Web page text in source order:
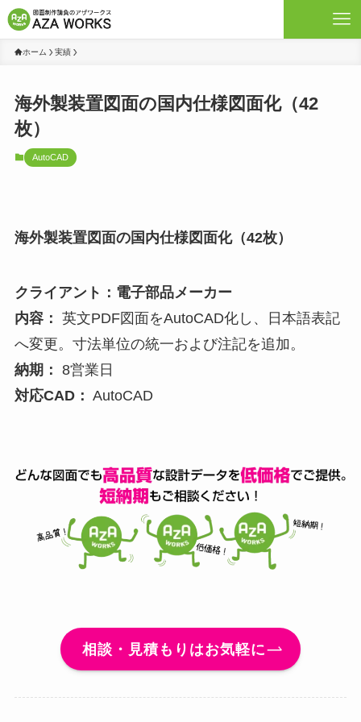
ホーム 実績
海外製装置図面の国内仕様図面化（42
枚）
AutoCAD
海外製装置図面の国内仕様図面化（42枚）
クライアント：電子部品メーカー
内容： 英文PDF図面をAutoCAD化し、日本語表記
へ変更。寸法単位の統一および注記を追加。
納期： 8営業日
対応CAD： AutoCAD
相談・見積もりはお気軽に